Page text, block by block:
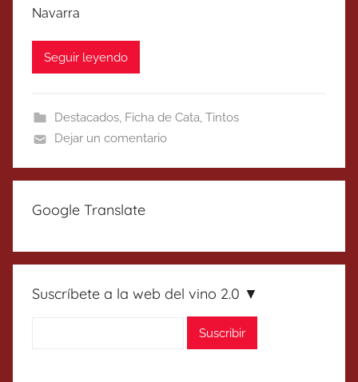
Navarra
Seguir leyendo
Destacados, Ficha de Cata, Tintos
Dejar un comentario
Google Translate
Suscríbete a la web del vino 2.0 ▼